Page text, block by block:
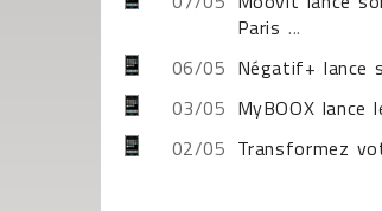
Paris ...
06/05 Négatif+ lance
03/05 MyBOOX lance
02/05 Transformez